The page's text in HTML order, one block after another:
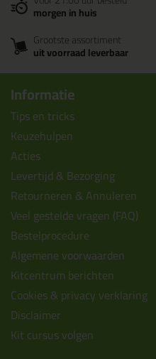
morgen in huis
Grootste assortiment
uit voorraad leverbaar
Informatie
Tips en tricks
Keuzehulpen
Acties
Levertijd & Bezorging
Retourneren & Annuleren
Veel gestelde vragen (FAQ)
Bestelprocedure
Algemene voorwaarden
Kitcentrum berichten
Cookies & privacy verklaring
Disclaimer
Kit cursus volgen